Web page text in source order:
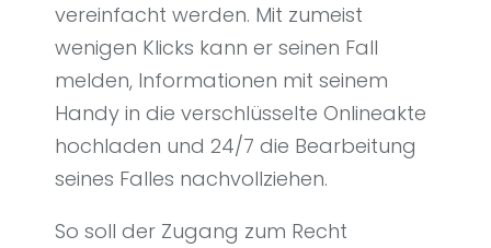
vereinfacht werden. Mit zumeist
wenigen Klicks kann er seinen Fall
melden, Informationen mit seinem
Handy in die verschlüsselte Onlineakte
hochladen und 24/7 die Bearbeitung
seines Falles nachvollziehen.
So soll der Zugang zum Recht